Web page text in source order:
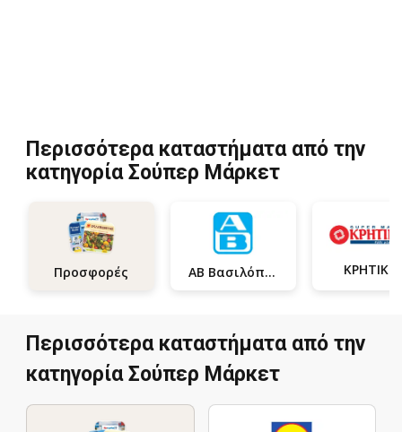
Περισσότερα καταστήματα από την
κατηγορία Σούπερ Μάρκετ
Προσφορές ΑΒ Βασιλόπουλος
Περισσότερα καταστήματα από την
κατηγορία Σούπερ Μάρκετ